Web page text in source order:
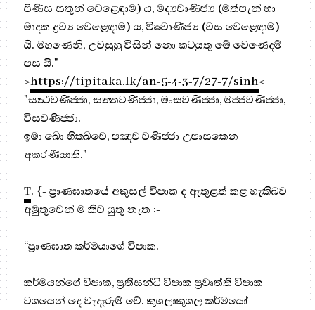
පිණිස සතුන් වෙළෙඳාම) ය, මද්‍යවාණිජ්‍ය (මත්පැන් හා
මාදක ද්‍රව්‍ය වෙළෙඳාම) ය, විෂවාණිජ්‍ය (වස වෙළෙඳාම)
යි. මහණෙනි, උවසුහු විසින් නො කටයුතු මේ වෙණෙදම්
පස යි."
>https://tipitaka.lk/an-5-4-3-7/27-7/sinh<
"සත්‍ථවණිජ‍්ජා, සත‍්තවණිජ‍්ජා, මංසවණිජ‍්ජා, මජ‍්ජවණිජ‍්ජා,
විසවණිජ‍්ජා.
ඉමා ඛො භික‍්ඛවෙ, පඤ‍්ච වණිජ‍්ජා උපාසකෙන
අකරණීයාති."
T. {- ප්‍රාණඝාතයේ අකුසල් විපාක ද ඇතුළත් කළ හැකිබව
අමුතුවෙන් ම කිව යුතු නැත :-
“ප්‍රාණඝාත කර්මයාගේ විපාක.
කර්මයන්ගේ විපාක, ප්‍ර‍තිසන්ධි විපාක ප්‍ර‍වෘත්ති විපාක
වශයෙන් දෙ වැදෑරුම් වේ. කුශලාකුශල කර්මයෝ